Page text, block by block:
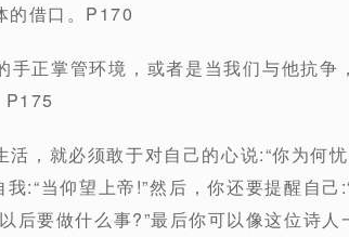
的借口。P170
手正掌管环境，或者是当我们与他抗争
P175
，就必须敢于对自己的心说:“你为何
:“当仰望上帝!”然后，你还要提醒自
后要做什么事?”最后你可以像这位诗